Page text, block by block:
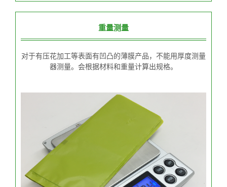
重量测量
对于有压花加工等表面有凹凸的薄膜产品，不能用厚度测量
器测量。会根据材料和重量计算出规格。